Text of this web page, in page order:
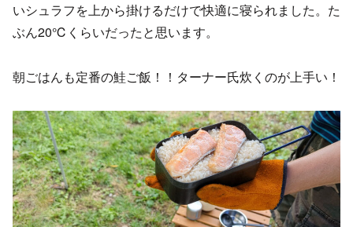
いシュラフを上から掛けるだけで快適に寝られました。た
ぶん20℃くらいだったと思います。
朝ごはんも定番の鮭ご飯！！ターナー氏炊くのが上手い！